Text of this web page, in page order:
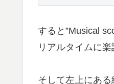
すると”Musical
リアルタイムに
そして左上にあ